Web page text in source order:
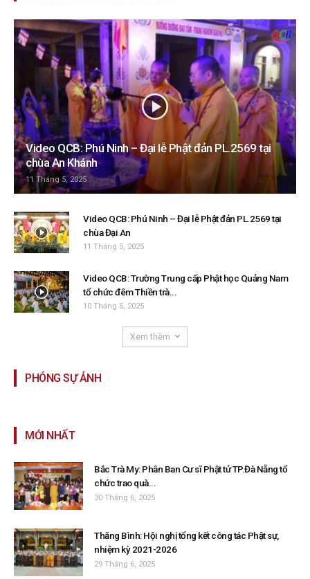
Video QCB: Phú Ninh – Đại lễ Phật đản PL.2569 tại
chùa An Khánh
11 Tháng 5, 2025
Video QCB: Phú Ninh – Đại lễ Phật đản PL.2569 tại
chùa Đại An
11 Tháng 5, 2025
Video QCB: Trường Trung cấp Phật học Quảng Nam
tổ chức đêm Thiền trà...
10 Tháng 5, 2025
Xem thêm
PHÓNG SỰ ẢNH
MỚI NHẤT
Bắc Trà My: Phân Ban Cư sĩ Phật tử TP.Đà Nẵng tổ
chức trao quà...
30 Tháng 6, 2025
Thăng Bình: Hội nghị tổng kết công tác Phật sự,
nhiệm kỳ 2021-2026
29 Tháng 6, 2025